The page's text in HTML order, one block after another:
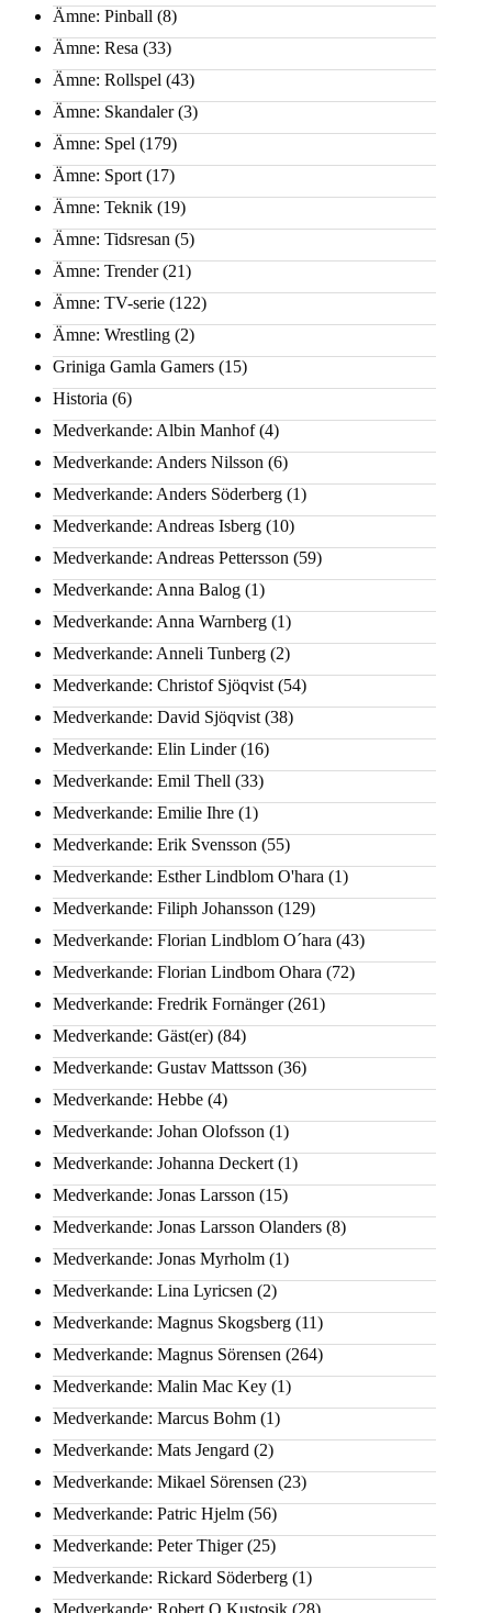
Ämne: Pinball (8)
Ämne: Resa (33)
Ämne: Rollspel (43)
Ämne: Skandaler(3)
Ämne: Spel (179)
Ämne: Sport (17)
Ämne: Teknik (19)
Ämne: Tidsresan (5)
Ämne: Trender(21)
Ämne: TV-serie (122)
Ämne: Wrestling (2)
Griniga Gamla Gamers (15)
Historia (6)
Medverkande: Albin Manhof(4)
Medverkande: Anders Nilsson (6)
Medverkande: Anders Söderberg (1)
Medverkande: Andreas Isberg (10)
Medverkande: Andreas Pettersson (59)
Medverkande: Anna Balog (1)
Medverkande: Anna Warnberg (1)
Medverkande: Anneli Tunberg (2)
Medverkande: Christof Sjöqvist (54)
Medverkande: David Sjöqvist (38)
Medverkande: Elin Linder(16)
Medverkande: Emil Thell (33)
Medverkande: Emilie Ihre (1)
Medverkande: Erik Svensson (55)
Medverkande: Esther Lindblom O'hara (1)
Medverkande: Filiph Johansson (129)
Medverkande: Florian Lindblom O´hara (43)
Medverkande: Florian Lindbom Ohara (72)
Medverkande: Fredrik Fornänger(261)
Medverkande: Gäst(er) (84)
Medverkande: Gustav Mattsson (36)
Medverkande: Hebbe (4)
Medverkande: Johan Olofsson (1)
Medverkande: Johanna Deckert (1)
Medverkande: Jonas Larsson (15)
Medverkande: Jonas Larsson Olanders (8)
Medverkande: Jonas Myrholm (1)
Medverkande: Lina Lyricsen (2)
Medverkande: Magnus Skogsberg (11)
Medverkande: Magnus Sörensen (264)
Medverkande: Malin Mac Key (1)
Medverkande: Marcus Bohm (1)
Medverkande: Mats Jengard (2)
Medverkande: Mikael Sörensen (23)
Medverkande: Patric Hjelm (56)
Medverkande: Peter Thiger(25)
Medverkande: Rickard Söderberg (1)
Medverkande: Robert Q Kustosik (28)